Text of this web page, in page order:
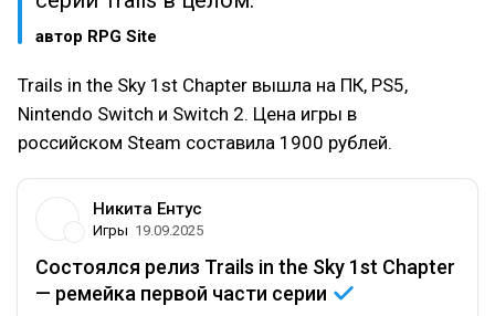
автор RPG Site
Trails in the Sky 1st Chapter вышла на ПК, PS5,
Nintendo Switch и Switch 2. Цена игры в
российском Steam составила 1900 рублей.
Никита Ентус
Игры 19.09.2025
Состоялся релиз Trails in the Sky 1st Chapter
— ремейка первой части серии